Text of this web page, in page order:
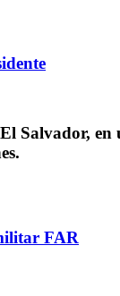
Salvador,
FAR